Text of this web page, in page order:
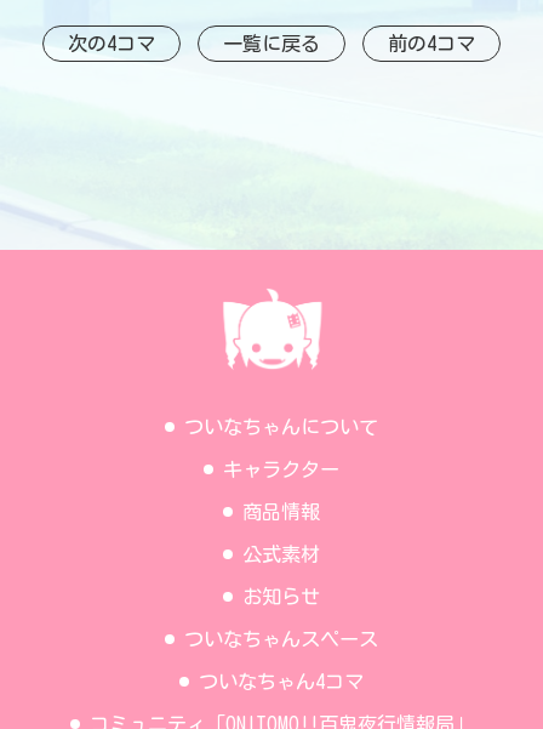
前の4コマ
次の4コマ 一覧に戻る
ついなちゃんについて
キャラクター
商品情報
公式素材
お知らせ
ついなちゃんスペース
ついなちゃん4コマ
コミュニティ「ONITOMO!!百鬼夜行情報局」